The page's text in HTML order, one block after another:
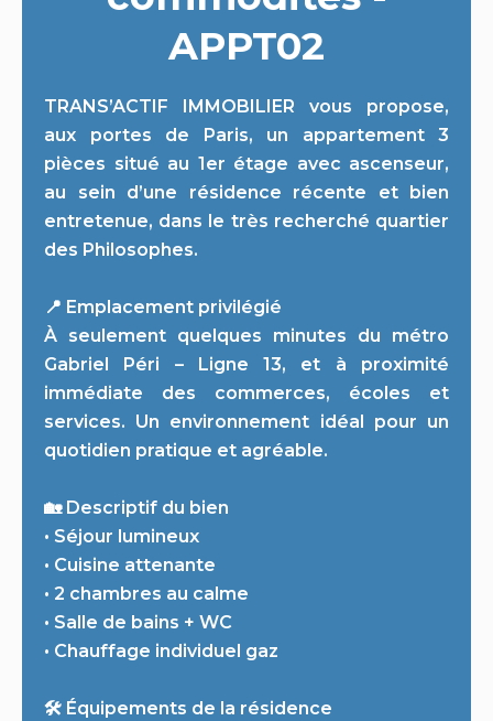
APPT02
TRANS’ACTIF IMMOBILIER vous propose,
aux portes de Paris, un appartement 3
pièces situé au 1er étage avec ascenseur,
au sein d’une résidence récente et bien
entretenue, dans le très recherché quartier
des Philosophes.
📍 Emplacement privilégié
À seulement quelques minutes du métro
Gabriel Péri – Ligne 13, et à proximité
immédiate des commerces, écoles et
services. Un environnement idéal pour un
quotidien pratique et agréable.
🏡 Descriptif du bien
• Séjour lumineux
• Cuisine attenante
• 2 chambres au calme
• Salle de bains + WC
• Chauffage individuel gaz
🛠 Équipements de la résidence